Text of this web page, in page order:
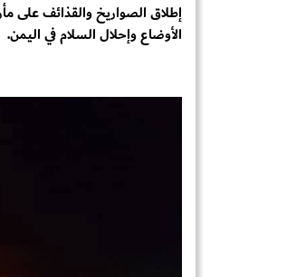
إطلاق الصواريخ والقذائف على
الأوضاع وإحلال السلام في اليمن.